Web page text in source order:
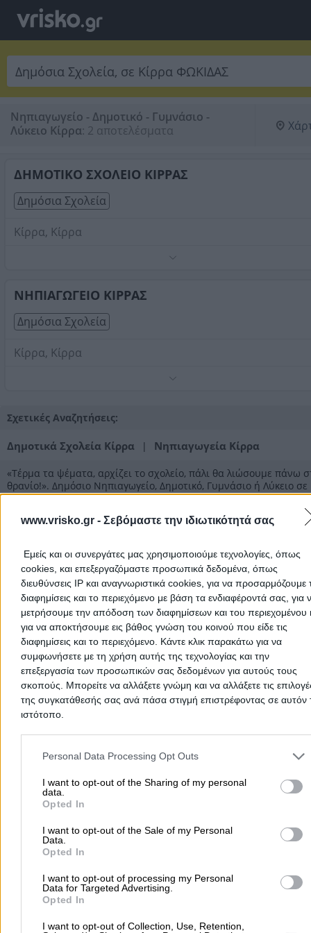
www.vrisko.gr - Σεβόμαστε την ιδιωτικότητά σας
Εμείς και οι συνεργάτες μας χρησιμοποιούμε τεχνολογίες, όπως
cookies, και επεξεργαζόμαστε προσωπικά δεδομένα, όπως
διευθύνσεις IP και αναγνωριστικά cookies, για να προσαρμόζουμε
διαφημίσεις και το περιεχόμενο με βάση τα ενδιαφέροντά σας, για
μετρήσουμε την απόδοση των διαφημίσεων και του περιεχομένου
για να αποκτήσουμε εις βάθος γνώση του κοινού που είδε τις
διαφημίσεις και το περιεχόμενο. Κάντε κλικ παρακάτω για να
συμφωνήσετε με τη χρήση αυτής της τεχνολογίας και την
επεξεργασία των προσωπικών σας δεδομένων για αυτούς τους
σκοπούς. Μπορείτε να αλλάξετε γνώμη και να αλλάξετε τις
της συγκατάθεσής σας ανά πάσα στιγμή επιστρέφοντας σε αυτόν
ιστότοπο.
Please note that this website/app uses one or more Google
and may gather and store information including but not limited to
to Google and its third-party tags to use your data for below
purposes in below Google consent section.
Personal Data Processing Opt Outs
I want to opt-out of the Sharing of my personal
data.
Opted In
I want to opt-out of the Sale of my Personal
Data.
Opted In
I want to opt-out of processing my Personal
Data for Targeted Advertising.
Opted In
I want to opt-out of Collection, Use, Retention,
Νηπιαγωγείο - Δημοτικό - Γυμνάσιο -
Λύκειο Κίρρα: 2 αποτελέσματα
ΔΗΜΟΤΙΚΟ ΣΧΟΛΕΙΟ ΚΙΡΡΑΣ
Δημόσια Σχολεία
Κίρρα, Κίρρα
ΝΗΠΙΑΓΩΓΕΙΟ ΚΙΡΡΑΣ
Δημόσια Σχολεία
Κίρρα, Κίρρα
Σχετικές Αναζητήσεις:
Δημοτικά Σχολεία Κίρρα | Νηπιαγωγεία Κίρρα
«Τέρμα τα ψέματα, αρχίζει το σχολείο, πάλι θα λιώσουμε πάνω
θρανίο!». Δημόσιο Νηπιαγωγείο, Δημοτικό, Γυμνάσιο ή Λύκειο σε
Κίρρα; Όλα! Όλα τα δημόσια σχολεία (Νηπιαγωγεία, Δημοτικά,
βρίσκονται στη λίστα των
σχολείων μας. Η κατηγορίαΔημόσια Σχολείατου vrisko είναι...
Κίρρα
Δημόσια Σχολεία Φωκίδας
Δημόσια Σχολεία
Αρχική > Νομός ΦΩΚΙΔΑΣ > Κίρρα > Ιδρύματα - Οργανισμοί -
Υπηρεσίες > Δημόσια Σχολεία
Δημοφιλείς Αναζητήσεις
Παιδικοί Σταθμοί
Συνεργεία Αυτοκινήτων
Υδραυλικοί - Υδραυλικές Εγκαταστάσεις
περισσότερα >>
Τοπική Αναζήτηση
Θεσσαλονίκη Πάτρα Λάρισα Ηράκλειο
Περιστέρι Καβάλα
Πειραιάς
Κέρκυρα Χανιά
Καλαμάτα